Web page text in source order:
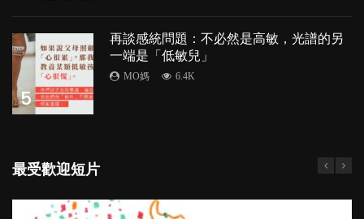
5
再談感統問題：不必然是高敏，光譜的另
一端是「低敏兒」
MO媽 6.4K
最受歡迎短片